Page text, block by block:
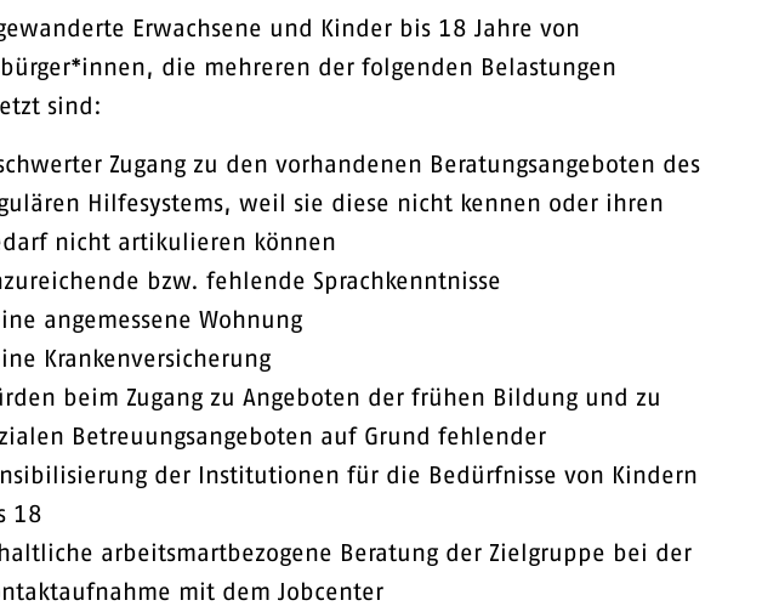
Erwachsene und Kinder bis 18 Jahre von
die mehreren der folgenden Belastungen
sind:
Zugang zu den vorhandenen Beratungsangeboten des
Hilfesystems, weil sie diese nicht kennen oder ihren
nicht artikulieren können
bzw. fehlende Sprachkenntnisse
angemessene Wohnung
Krankenversicherung
beim Zugang zu Angeboten der frühen Bildung und zu
Betreuungsangeboten auf Grund fehlender
der Institutionen für die Bedürfnisse von Kindern
18
arbeitsmartbezogene Beratung der Zielgruppe bei der
mit dem Jobcenter